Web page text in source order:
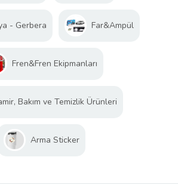
- Gerbera Far&Ampül
Fren&Fren Ekipmanları
Bakım ve Temizlik Ürünleri
Arma Sticker